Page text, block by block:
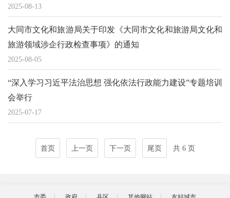
2025-08-13
大同市文化和旅游局关于印发《大同市文化和旅游局文化和
旅游领域涉企行政检查事项》的通知
2025-08-05
“深入学习习近平法治思想 强化依法行政能力建设”专题培训
会举行
2025-07-17
首页 上一页 下一页 尾页 共 6 页